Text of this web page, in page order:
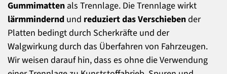
Gummimatten als Trennlage. Die Trennlage wirkt
lärmmindernd und reduziert das Verschiebender
Platten bedingt durch Scherkräfte und der
Walgwirkung durch das Überfahren von Fahrzeugen.
Wir weisen darauf hin, dass es ohne die Verwendung